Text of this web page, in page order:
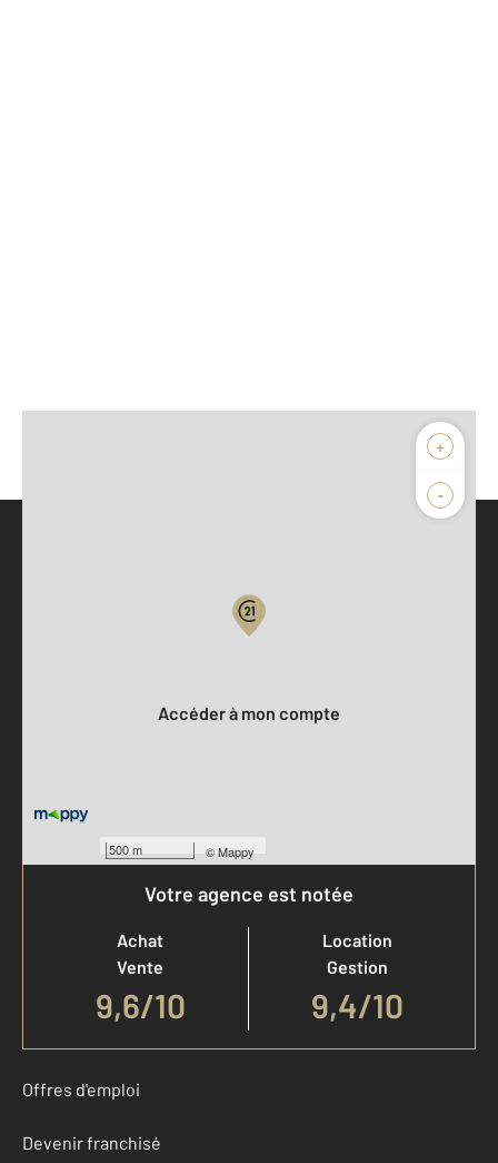
+
-
500 m ©Mappy
Accéder à mon compte
Votre agence est notée
Achat
Vente
9,6/10
Location
Gestion
9,4/10
Offres d'emploi
Devenir franchisé